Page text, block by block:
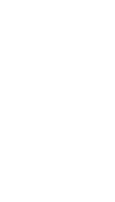
方式。 讓您購物簡單